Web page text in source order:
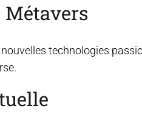
technologies